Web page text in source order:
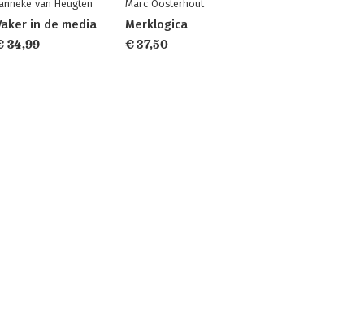
van Heugten
in de media
34,99
Marc Oosterhout
Merklogica
€ 37,50